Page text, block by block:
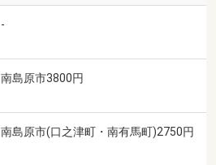
-
南島原市3800円
南島原市(口之津町・南有馬町)2750円